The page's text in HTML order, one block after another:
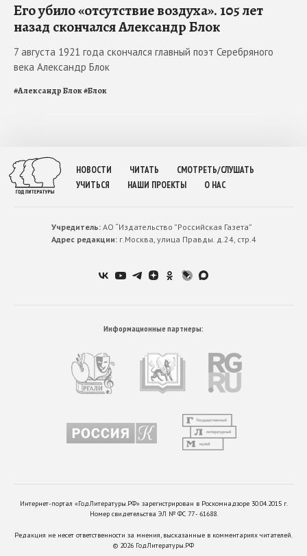
Его убило «отсутствие воздуха». 105 лет
назад скончался Александр Блок
7 августа 1921 года скончался главный поэт Серебряного
века Александр Блок
#Александр Блок#Блок
НОВОСТИ ЧИТАТЬ
СМОТРЕТЬ/СЛУШАТЬ
УЧИТЬСЯ
НАШИ ПРОЕКТЫ О НАС
Учредитель:АО “Издательство ”Российская Газета”
Адрес редакции:г.Москва, улица Правды. д.24, стр.4
Информационные партнеры:
Интернет-портал «ГодЛитературы.РФ» зарегистрирован в Роскомнадзоре 30.04.2015 г.
Номер свидетельства ЭЛ № ФС 77 - 61688.
Редакция не несет ответственности за мнения, высказанные в комментариях читателей.
© 2026 ГодЛитературы.РФ